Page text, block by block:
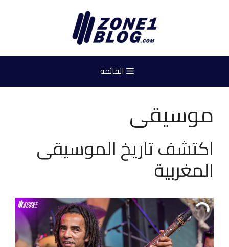
القائمة
موسيقى
اكتشف تاريخ الموسيقى
المغربية